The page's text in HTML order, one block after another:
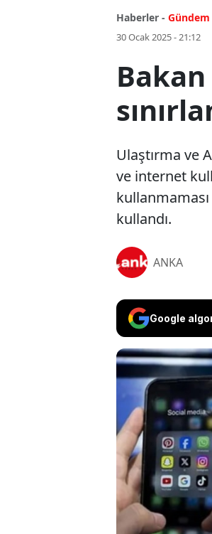
Haberler - Gündem
30 Ocak 2025 - 21:12
Ulaştırma ve
ve internet
kullandı.
ANKA
Google